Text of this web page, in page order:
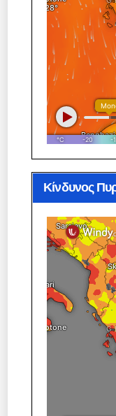
Κίνδυνος